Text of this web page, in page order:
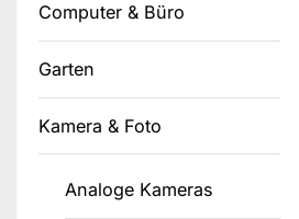
Computer & Büro
Garten
Kamera & Foto
Analoge Kameras